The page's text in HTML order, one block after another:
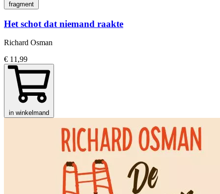
fragment
Het schot dat niemand raakte
Richard Osman
€ 11,99
in winkelmand